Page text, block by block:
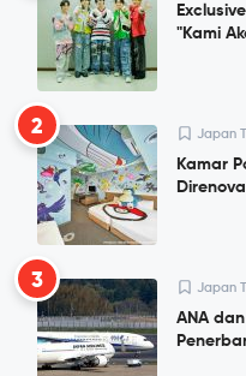
"Kami
2 Japan
Kamar
3 Japan
ANA